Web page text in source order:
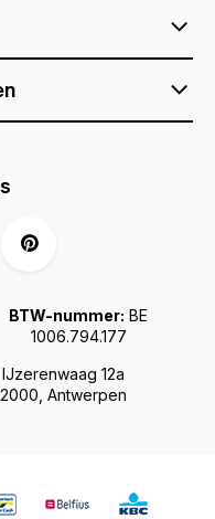
IJzerenwaag 12a
2000, Antwerpen
BTW-nummer: BE
1006.794.177